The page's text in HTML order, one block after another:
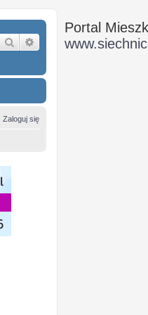
Szukaj Wyszukiwanie
Zaloguj się
Portal